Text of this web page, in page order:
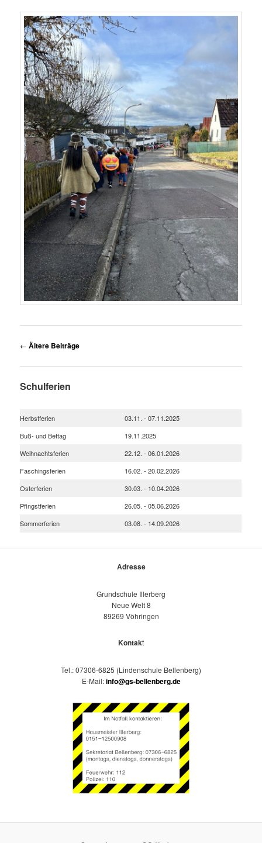
Beitragsnavigation
← Ältere Beiträge
Schulferien
Herbstferien
03.11. - 07.11.2025
Buß- und Bettag
19.11.2025
Weihnachtsferien
22.12. - 06.01.2026
Faschingsferien
16.02. - 20.02.2026
Osterferien
30.03. - 10.04.2026
Pfingstferien
26.05. - 05.06.2026
Sommerferien
03.08. - 14.09.2026
Adresse
Grundschule Illerberg
Neue Welt 8
89269 Vöhringen
Kontakt
Tel.: 07306-6825 (Lindenschule Bellenberg)
E-Mail:info@gs-bellenberg.de